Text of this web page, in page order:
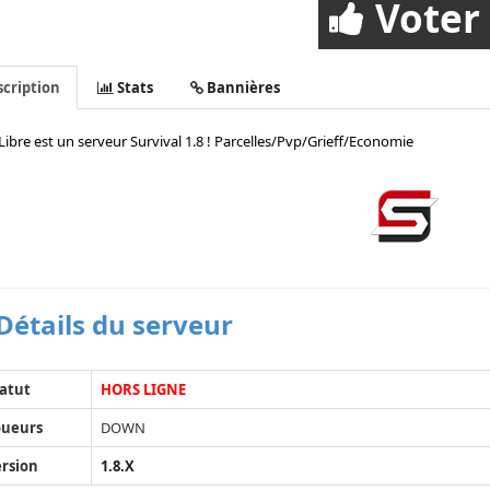
Voter
Stats Bannières
est un serveur Survival 1.8 ! Parcelles/Pvp/Grieff/Economie
du serveur
HORS LIGNE
DOWN
1.8.X